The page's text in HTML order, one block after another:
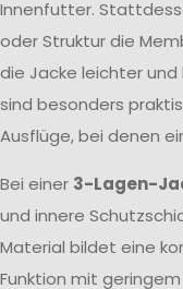
Innenfutter.
oder Struktur die
die Jacke leichter
sind besonders
Ausflüge, bei denen
Bei einer 3-Lagen-
und innere
Material bildet eine
Funktion mit